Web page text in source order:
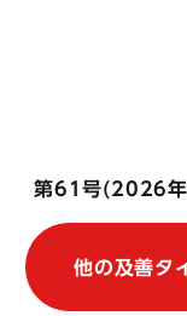
第61号(2026
他の及善タ